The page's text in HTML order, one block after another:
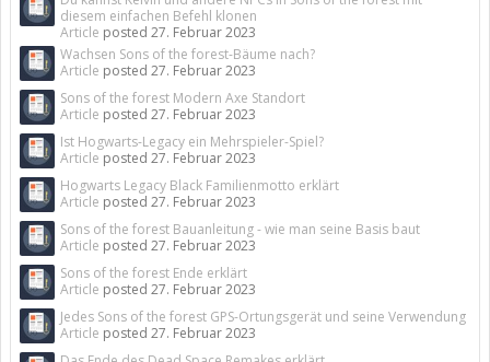
diesem einfachen Befehl klonen
Article posted 27. Februar 2023
Wachsen Sons of the forest-Bäume nach?
Article posted 27. Februar 2023
Sons of the forest Modern Axe Standort
Article posted 27. Februar 2023
Ist Hogwarts-Legacy ein Mehrspieler-Spiel?
Article posted 27. Februar 2023
Hogwarts Legacy Black Familienmotto erklärt
Article posted 27. Februar 2023
Sons of the forest Bauanleitung - wie man seine Basis baut
Article posted 27. Februar 2023
Sons of the forest Ende erklärt
Article posted 27. Februar 2023
Jedes Sons of the forest GPS-Ortungsgerät und seine Verwendung
Article posted 27. Februar 2023